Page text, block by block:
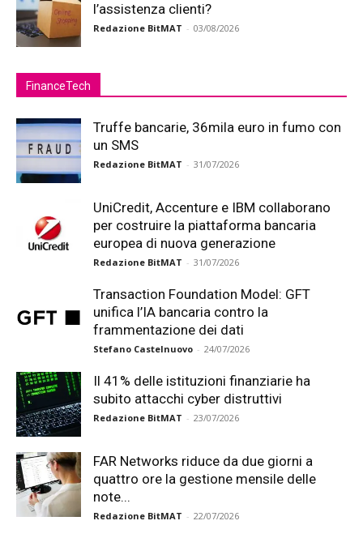
l’assistenza clienti?
Redazione BitMAT - 03/08/2026
FinanceTech
Truffe bancarie, 36mila euro in fumo con
un SMS
Redazione BitMAT - 31/07/2026
UniCredit, Accenture e IBM collaborano
per costruire la piattaforma bancaria
europea di nuova generazione
Redazione BitMAT - 31/07/2026
Transaction Foundation Model: GFT
unifica l’IA bancaria contro la
frammentazione dei dati
Stefano Castelnuovo - 24/07/2026
Il 41% delle istituzioni finanziarie ha
subito attacchi cyber distruttivi
Redazione BitMAT - 23/07/2026
FAR Networks riduce da due giorni a
quattro ore la gestione mensile delle
note...
Redazione BitMAT - 22/07/2026